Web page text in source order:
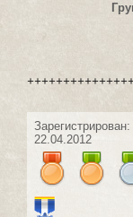
Зарегистрирован:
22.04.2012